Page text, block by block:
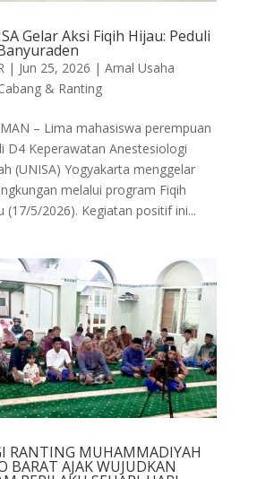
Gelar Aksi Fiqih Hijau: Peduli
| Jun 25, 2026 | Amal Usaha
& Ranting
– Lima mahasiswa perempuan
D4 Keperawatan Anestesiologi
(UNISA) Yogyakarta menggelar
melalui program Fiqih
(17/5/2026). Kegiatan positif ini...
RANTING MUHAMMADIYAH
BARAT AJAK WUJUDKAN